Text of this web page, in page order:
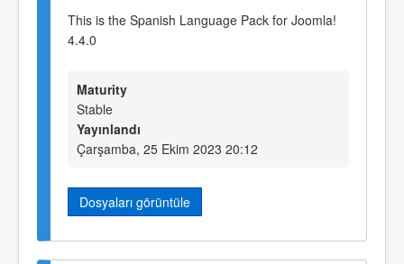
This is the Spanish Language Pack for Joomla!
4.4.0
Maturity
Stable
Yayınlandı
Çarşamba, 25 Ekim 2023 20:12
Dosyaları görüntüle